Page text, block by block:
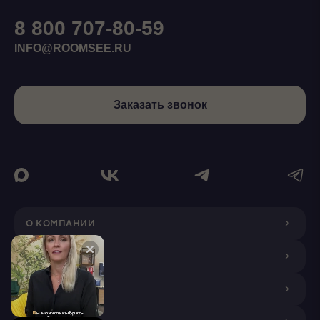
О КОМПАНИИ
ДИЗАЙНЕРАМ
ПОКУПАТЕЛЯМ
8 800 707-80-59
INFO@ROOMSEE.RU
Заказать звонок